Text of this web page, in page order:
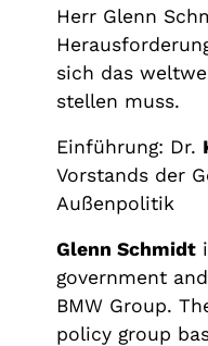
Herr Glenn
sich das
stellen muss.
Einführung: Dr.
Vorstands der
Außenpolitik
Glenn Schmidt
government
BMW Group.
policy group